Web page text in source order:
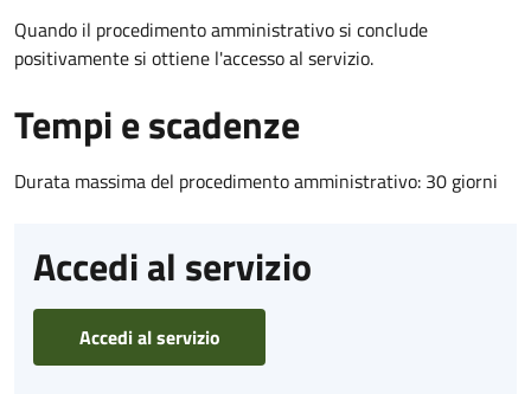
Quando il procedimento amministrativo si conclude
positivamente si ottiene l'accesso al servizio.
Tempi e scadenze
Durata massima del procedimento amministrativo: 30 giorni
Accedi al servizio
Accedi al servizio